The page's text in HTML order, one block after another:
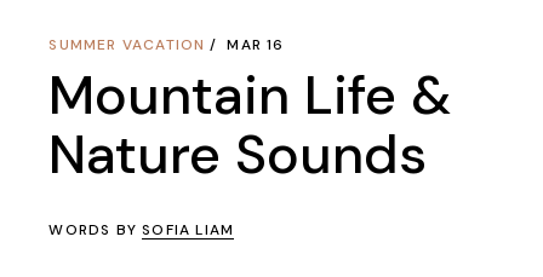
SUMMER VACATION MAR 16
Mountain Life &
Nature Sounds
WORDS BYSOFIA LIAM